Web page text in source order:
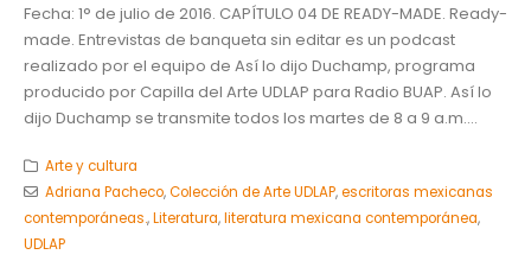
Fecha: 1° de julio de 2016. CAPÍTULO 04 DE READY-MADE. Ready-
made. Entrevistas de banqueta sin editar es un podcast
realizado por el equipo de Así lo dijo Duchamp, programa
producido por Capilla del Arte UDLAP para Radio BUAP. Así lo
dijo Duchamp se transmite todos los martes de 8 a 9 a.m....
Arte y cultura
Adriana Pacheco,Colección de Arte UDLAP,escritoras mexicanas
contemporáneas.,Literatura,literatura mexicana contemporánea,
UDLAP